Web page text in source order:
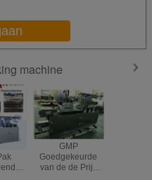
machine
- van
GMP
Goedgekeurde
van de de Prijs